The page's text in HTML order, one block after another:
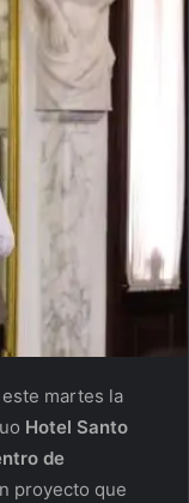
martes la
Hotel Santo
de
proyecto que